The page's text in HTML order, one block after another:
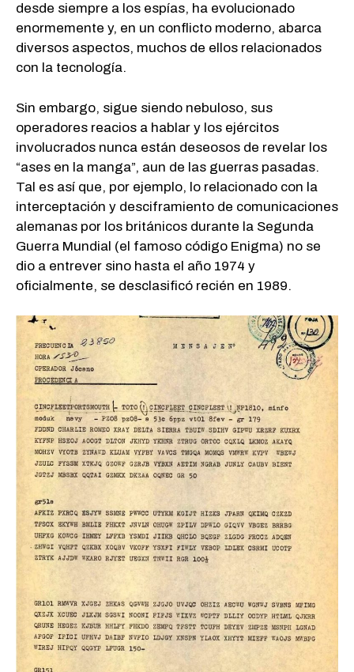
desde siempre a los espías, ha evolucionado
enormemente y, en un conflicto moderno, abarca
diversos aspectos, muchos de ellos relacionados
con la tecnología.
Sin embargo, sigue siendo nebuloso, sus
operadores reacios a hablar y los ejércitos
involucrados nunca están deseosos de revelar los
“ases en la manga”, aun de las guerras pasadas.
Tal es así que, por ejemplo, lo relacionado con la
interceptación y desciframiento de comunicaciones
alemanas por los británicos durante la Segunda
Guerra Mundial (el famoso código Enigma) no se
dio a entrever sino hasta el año 1974 y
oficialmente, se desclasificó recién en 1989.